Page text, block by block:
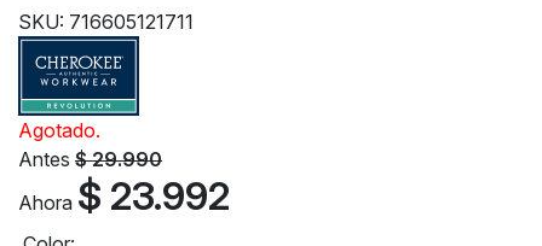
SKU: 716605121711
Agotado.
Antes $ 29.990
Ahora $ 23.992